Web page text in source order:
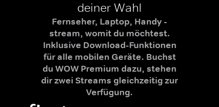
deiner Wahl
Fernseher, Laptop, Handy -
stream, womit du möchtest.
Inklusive Download-Funktionen
für alle mobilen Geräte. Buchst
du WOW Premium dazu, stehen
dir zwei Streams gleichzeitig zur
Verfügung.